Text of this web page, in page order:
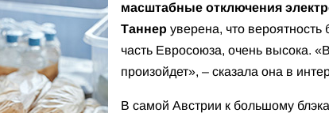
масштабные отключения
Таннер уверена, что
часть Евросоюза, очень высока.
произойдет», – сказала она в
В самой Австрии к большому